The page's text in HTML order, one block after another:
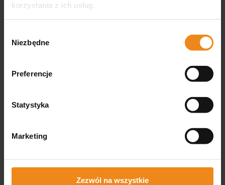
korzystania z ich usług.
zgody
Niezbędne
Preferencje
Statystyka
Marketing
Zezwól na wszystkie
Opinie o produkcie (0)
Wyświetlane są wszystkie recenzje
(pozytywne i negatywne). Nie weryfikujemy,
czy pochodzą one od klientów, którzy zakupili
produkt.
Imię lub pseudonim:
Twoja opinia: